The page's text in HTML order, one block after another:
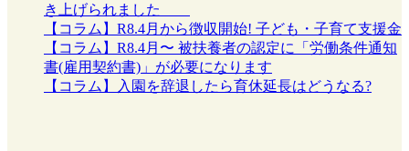
き上げられました
【コラム】R8.4月から徴収開始! 子ども・子育て支援金
【コラム】R8.4月〜 被扶養者の認定に「労働条件通知
書(雇用契約書)」が必要になります
【コラム】入園を辞退したら育休延長はどうなる?